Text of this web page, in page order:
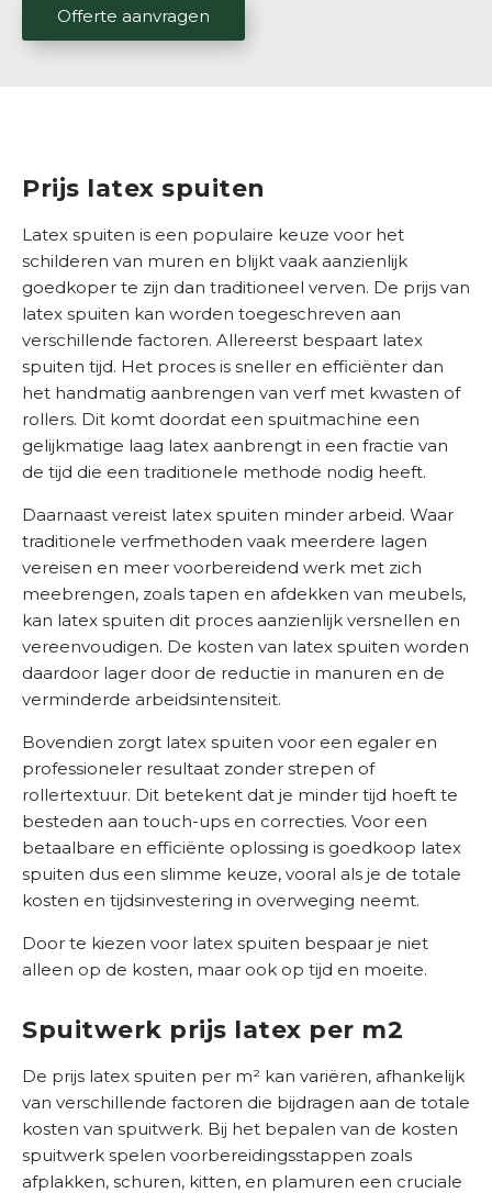
Offerte aanvragen
Prijs latex spuiten
Latex spuiten is een populaire keuze voor het
schilderen van muren en blijkt vaak aanzienlijk
goedkoper te zijn dan traditioneel verven. De prijs van
latex spuiten kan worden toegeschreven aan
verschillende factoren. Allereerst bespaart latex
spuiten tijd. Het proces is sneller en efficiënter dan
het handmatig aanbrengen van verf met kwasten of
rollers. Dit komt doordat een spuitmachine een
gelijkmatige laag latex aanbrengt in een fractie van
de tijd die een traditionele methode nodig heeft.
Daarnaast vereist latex spuiten minder arbeid. Waar
traditionele verfmethoden vaak meerdere lagen
vereisen en meer voorbereidend werk met zich
meebrengen, zoals tapen en afdekken van meubels,
kan latex spuiten dit proces aanzienlijk versnellen en
vereenvoudigen. De kosten van latex spuiten worden
daardoor lager door de reductie in manuren en de
verminderde arbeidsintensiteit.
Bovendien zorgt latex spuiten voor een egaler en
professioneler resultaat zonder strepen of
rollertextuur. Dit betekent dat je minder tijd hoeft te
besteden aan touch-ups en correcties. Voor een
betaalbare en efficiënte oplossing is goedkoop latex
spuiten dus een slimme keuze, vooral als je de totale
kosten en tijdsinvestering in overweging neemt.
Door te kiezen voor latex spuiten bespaar je niet
alleen op de kosten, maar ook op tijd en moeite.
Spuitwerk prijs latex per m2
De prijs latex spuiten per m² kan variëren, afhankelijk
van verschillende factoren die bijdragen aan de totale
kosten van spuitwerk. Bij het bepalen van de kosten
spuitwerk spelen voorbereidingsstappen zoals
afplakken, schuren, kitten, en plamuren een cruciale